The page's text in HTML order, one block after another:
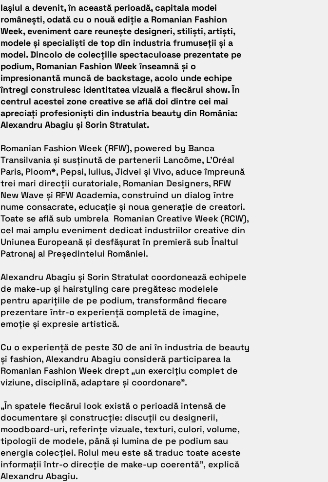
Iașiul a devenit, în această perioadă, capitala modei
românești, odată cu o nouă ediție a Romanian Fashion
Week, eveniment care reunește designeri, stiliști, artiști,
modele și specialiști de top din industria frumuseții și a
modei. Dincolo de colecțiile spectaculoase prezentate pe
podium, Romanian Fashion Week înseamnă și o
impresionantă muncă de backstage, acolo unde echipe
întregi construiesc identitatea vizuală a fiecărui show. În
centrul acestei zone creative se află doi dintre cei mai
apreciați profesioniști din industria beauty din România:
Alexandru Abagiu și Sorin Stratulat.
Romanian Fashion Week (RFW), powered by Banca
Transilvania și susținută de partenerii Lancôme, L’Oréal
Paris, Ploom*, Pepsi, Iulius, Jidvei și Vivo, aduce împreună
trei mari direcții curatoriale, Romanian Designers, RFW
New Wave și RFW Academia, construind un dialog între
nume consacrate, educație și noua generație de creatori.
Toate se află sub umbrela Romanian Creative Week (RCW),
cel mai amplu eveniment dedicat industriilor creative din
Uniunea Europeană și desfășurat în premieră sub Înaltul
Patronaj al Președintelui României.
Alexandru Abagiu și Sorin Stratulat coordonează echipele
de make-up și hairstyling care pregătesc modelele
pentru aparițiile de pe podium, transformând fiecare
prezentare într-o experiență completă de imagine,
emoție și expresie artistică.
Cu o experiență de peste 30 de ani în industria de beauty
și fashion, Alexandru Abagiu consideră participarea la
Romanian Fashion Week drept „un exercițiu complet de
viziune, disciplină, adaptare și coordonare”.
„În spatele fiecărui look există o perioadă intensă de
documentare și construcție: discuții cu designerii,
moodboard-uri, referințe vizuale, texturi, culori, volume,
tipologii de modele, până și lumina de pe podium sau
energia colecției. Rolul meu este să traduc toate aceste
informații într-o direcție de make-up coerentă”, explică
Alexandru Abagiu.